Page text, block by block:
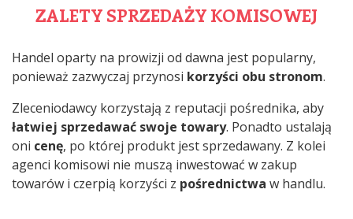
ZALETY SPRZEDAŻY KOMISOWEJ
Handel oparty na prowizji od dawna jest popularny,
ponieważ zazwyczaj przynosi korzyści obu stronom.
Zleceniodawcy korzystają z reputacji pośrednika, aby
łatwiej sprzedawać swoje towary. Ponadto ustalają
oni cenę, po której produkt jest sprzedawany. Z kolei
agenci komisowi nie muszą inwestować w zakup
towarów i czerpią korzyści z pośrednictwa w handlu.